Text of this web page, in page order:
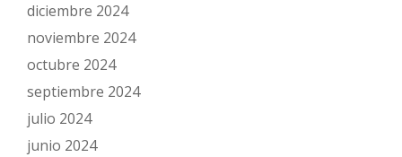
diciembre 2024
noviembre 2024
octubre 2024
septiembre 2024
julio 2024
junio 2024